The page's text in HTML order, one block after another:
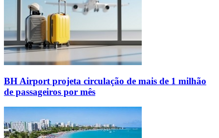
BH Airport projeta circulação de mais de 1 milhão
de passageiros por mês